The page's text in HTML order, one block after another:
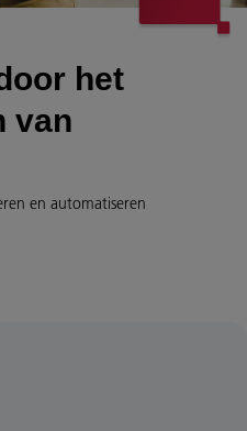
het
van
en automatiseren